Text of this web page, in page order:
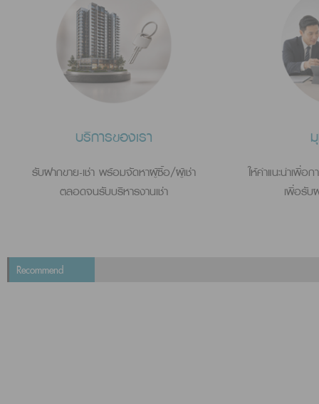
บริการของเรา
รับฝากขาย-เช่า พร้อมจัดหาผู้ซื้อ/ผู้เช่า
ตลอดจนรับบริหารงานเช่า
ให้คำแนะนำเพื่
เพื่อรับ
Recommend